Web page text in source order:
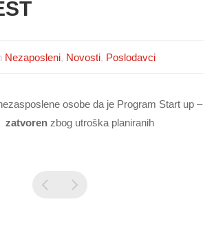
Nezaposleni, Novosti, Poslodavci
osobe da je Program Start up –
zatvoren zbog utroška planiranih